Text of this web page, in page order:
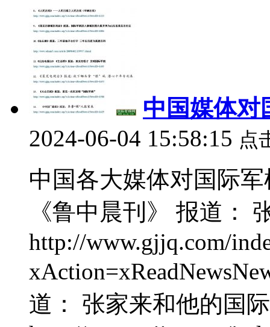
中国媒体对
2024-06-04 15:58:15 点
中国各大媒体对国际
《鲁中晨刊》 报道：
http://www.gjjq.com/
道： 张家来和他的国